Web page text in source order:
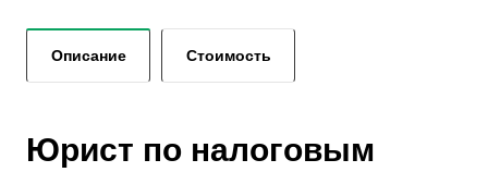
Описание Стоимость
Юрист по налоговым